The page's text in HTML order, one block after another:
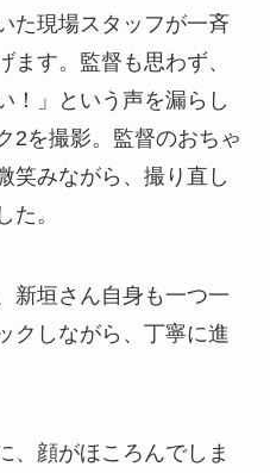
た現場スタッフが一斉
ます。監督も思わず、
！」という声を漏らし
2を撮影。監督のおちゃ
笑みながら、撮り直し
た。
新垣さん自身も一つ一
クしながら、丁寧に進
、顔がほころんでしま